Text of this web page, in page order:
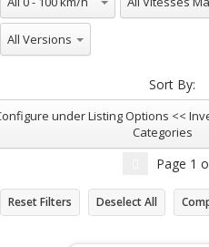
All Versions
Sort By:
under Listing Options <<
Categories
Page 1
Reset Filters Deselect All